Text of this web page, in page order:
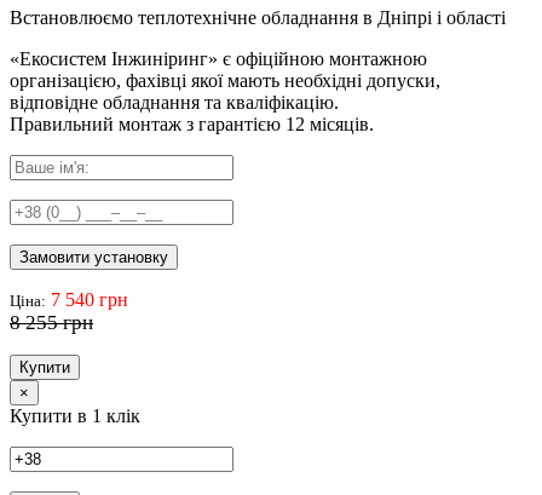
Встановлюємо теплотехнічне обладнання в Дніпрі і області
«Екосистем Інжиніринг» є офіційною монтажною
організацією, фахівці якої мають необхідні допуски,
відповідне обладнання та кваліфікацію.
Правильний монтаж з гарантією 12 місяців.
Замовити установку
Ціна: 7 540 грн
8 255 грн
Купити
×
Купити в 1 клік